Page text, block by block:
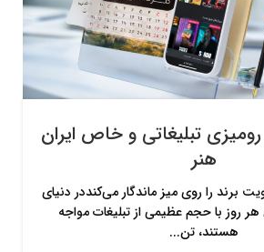
تبلیغاتی و خاص ایران
هنر
برند را روی میز ماندگار می‌کنددر دنیای
هر روز با حجم عظیمی از تبلیغات مواجه
هستند، تن...